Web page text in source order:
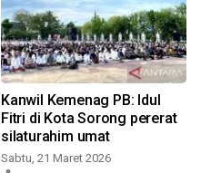
Kanwil Kemenag PB: Idul
Fitri di Kota Sorong pererat
silaturahim umat
Sabtu, 21 Maret 2026